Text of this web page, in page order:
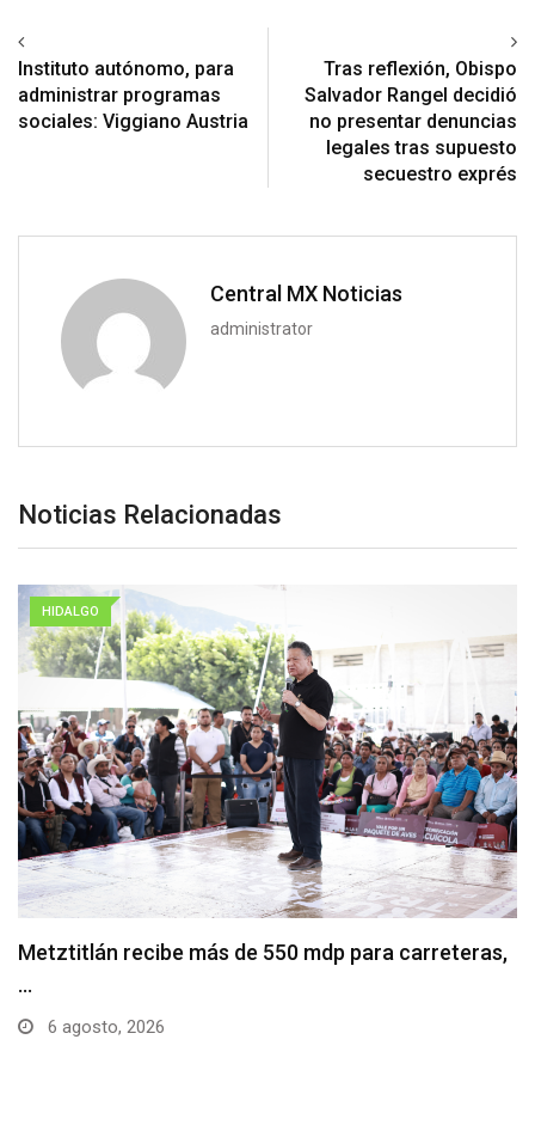
Instituto autónomo, para
administrar programas
sociales: Viggiano Austria
Tras reflexión, Obispo
Salvador Rangel decidió
no presentar denuncias
legales tras supuesto
secuestro exprés
Central MX Noticias
administrator
Noticias Relacionadas
HIDALGO
Metztitlán recibe más de 550 mdp para carreteras,
…
6 agosto, 2026